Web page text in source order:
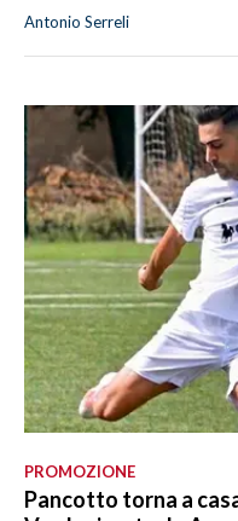
Antonio Serreli
PROMOZIONE
Pancotto torna a